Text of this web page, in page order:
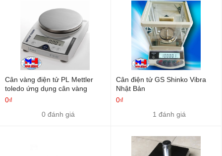
Cân vàng điện tử PL Mettler
toledo ứng dụng cân vàng
0₫
0 đánh giá
Cân điện tử GS Shinko Vibra
Nhật Bản
0₫
1 đánh giá